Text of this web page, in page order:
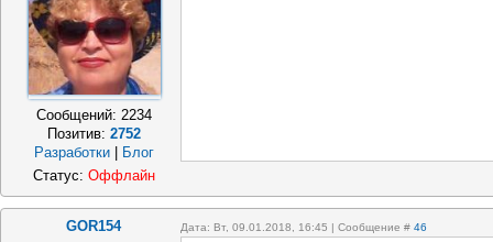
Сообщений: 2234
Позитив: 2752
Разработки
Блог
Статус: Оффлайн
GOR154 Дата: Вт, 09.01.2018, 16:45 | Сообщение # 46